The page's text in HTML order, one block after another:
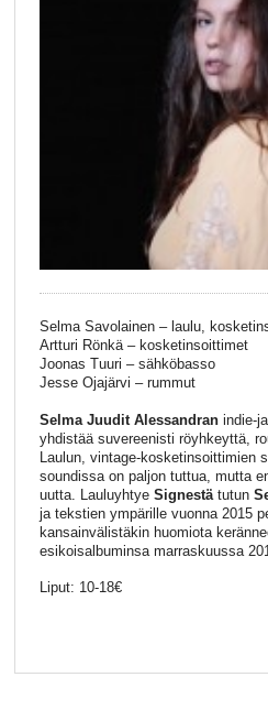
Selma Savolainen – laulu,
Artturi Rönkä – kosketinsoittimet
Joonas Tuuri – sähköbasso
Jesse Ojajärvi – rummut
Selma Juudit Alessandranindie-
yhdistää suvereenisti röyhkeyttä,
Laulun, vintage-kosketinsoittimien
soundissa on paljon tuttua, mutta
uutta. Lauluyhtye Signestätutun
ja tekstien ympärille vuonna 2015
kansainvälistäkin huomiota
esikoisalbuminsa marraskuussa
Liput: 10-18€